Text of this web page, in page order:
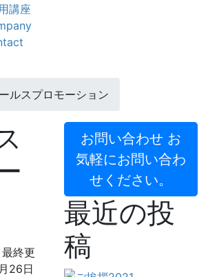
講座
ルスプロモーション
終更
26日
お問い合わせ お
気軽にお問い合わ
せください。
最近の投
稿